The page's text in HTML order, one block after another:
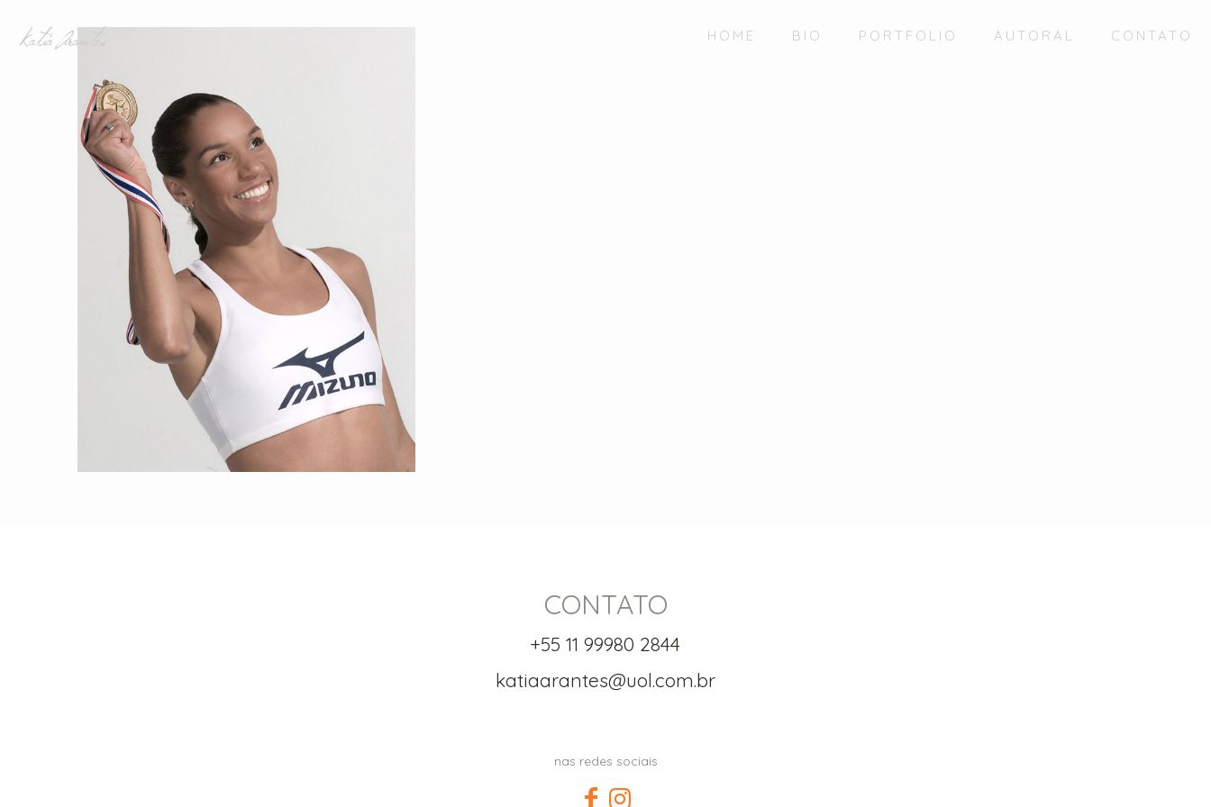
HOME BIO PORTFOLIO AUTORAL CONTATO
CONTATO
+55 11 99980 2844
katiaarantes@uol.com.br
nas redes sociais